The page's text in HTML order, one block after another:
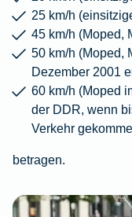
25 km/h
45 km/h (Moped,
50 km/h (Moped,
Dezember 2001
60 km/h (Moped
der DDR, wenn
Verkehr
betragen.